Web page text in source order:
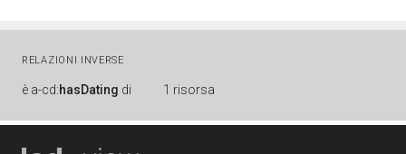
RELAZIONI INVERSE
è a-cd:hasDating di 1 risorsa